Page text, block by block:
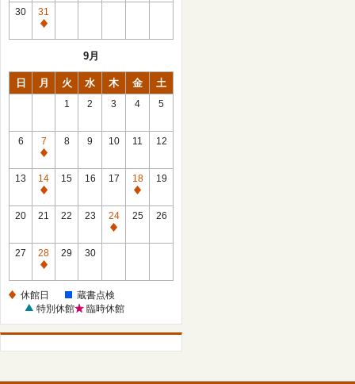
館
日
30
31
休
9月
日 月 火 水 木 金 土
1 2 3 4 5
6
7
休
館
日
8 9 10 11 12
13
14
休
館
15 16 17
18
休
館
19
20 21 22 23
24
休
25 26
27
28
休
日
29 30
休館日
蔵書点検
特別休館
臨時休館